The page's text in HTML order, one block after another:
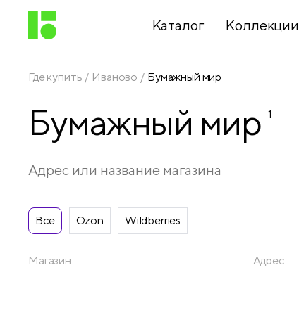
Каталог
принадлежности
Канцелярские
принадлежности
Папки,
Коллекции
Где купить Иваново Бумажный мир
Бумажный мир 1
Все Ozon Wildberries
Магазин Адрес